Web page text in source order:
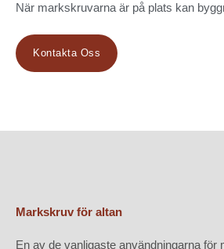
När markskruvarna är på plats kan
Kontakta Oss
Markskruv för altan
En av de vanligaste användningarna för